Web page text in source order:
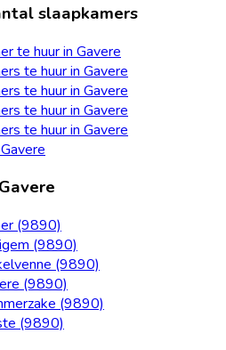
slaapkamers
te huur in Gavere
te huur in Gavere
te huur in Gavere
te huur in Gavere
te huur in Gavere
(9890)
(9890)
(9890)
(9890)
(9890)
(9890)